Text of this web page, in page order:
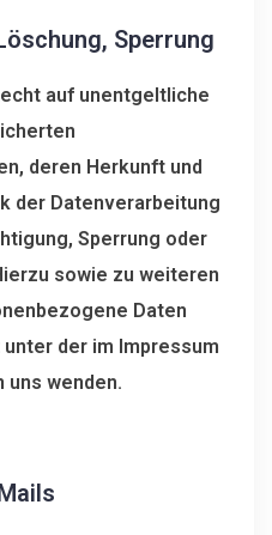
Sperrung
auf unentgeltliche
deren Herkunft und
der Datenverarbeitung
Sperrung oder
sowie zu weiteren
Daten
der im Impressum
uns wenden.